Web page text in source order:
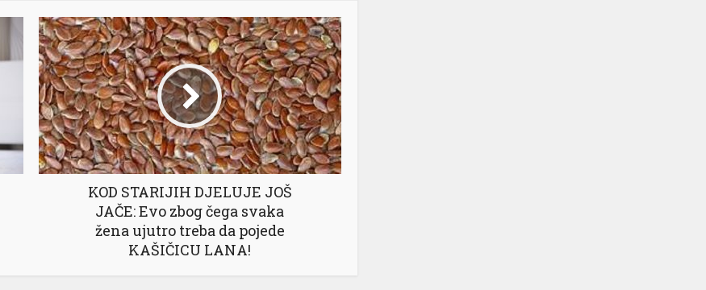
KOD STARIJIH DJELUJE JOŠ
JAČE: Evo zbog čega svaka
žena ujutro treba da pojede
KAŠIČICU LANA!